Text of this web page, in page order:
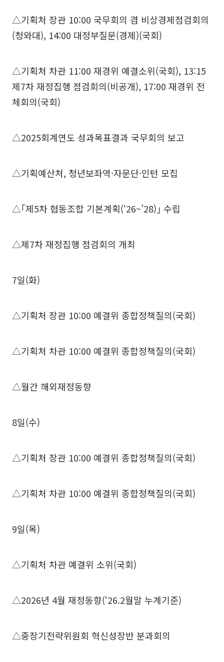
△기획처 장관 10:00 국무회의 겸 비상경제점검회의
(청와대), 14:00 대정부질문(경제)(국회)
△기획처 차관 11:00 재경위 예결소위(국회), 13:15
제7차 재정집행 점검회의(비공개), 17:00 재경위 전
체회의(국회)
△2025회계연도 성과목표결과 국무회의 보고
△기획예산처, 청년보좌역·자문단·인턴 모집
△｢제5차 협동조합 기본계획(‘26~’28)｣ 수립
△제7차 재정집행 점검회의 개최
7일(화)
△기획처 장관 10:00 예결위 종합정책질의(국회)
△기획처 차관 10:00 예결위 종합정책질의(국회)
△월간 해외재정동향
8일(수)
△기획처 장관 10:00 예결위 종합정책질의(국회)
△기획처 차관 10:00 예결위 종합정책질의(국회)
9일(목)
△기획처 차관 예결위 소위(국회)
△2026년 4월 재정동향(‘26.2월말 누계기준)
△중장기전략위원회 혁신성장반 분과회의